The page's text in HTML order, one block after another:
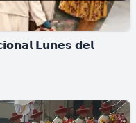
𝗟𝘂𝗻𝗲𝘀 𝗱𝗲𝗹
𝗱𝗲 𝗺𝗼𝗻𝗼